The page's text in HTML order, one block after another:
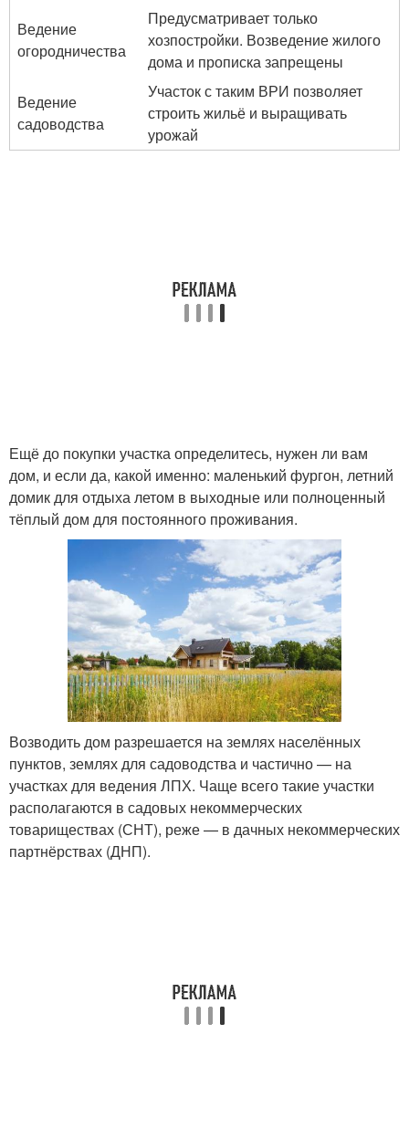
Ведение
огородничества
Предусматривает только
хозпостройки. Возведение жилого
дома и прописка запрещены
Ведение
садоводства
Участок с таким ВРИ позволяет
строить жильё и выращивать
урожай
Ещё до покупки участка определитесь, нужен ли вам
дом, и если да, какой именно: маленький фургон, летний
домик для отдыха летом в выходные или полноценный
тёплый дом для постоянного проживания.
Возводить дом разрешается на землях населённых
пунктов, землях для садоводства и частично — на
участках для ведения ЛПХ. Чаще всего такие участки
располагаются в садовых некоммерческих
товариществах (СНТ), реже — в дачных некоммерческих
партнёрствах (ДНП).